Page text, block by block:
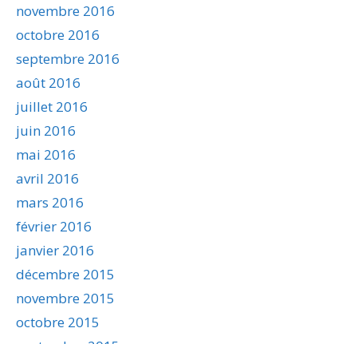
novembre 2016
octobre 2016
septembre 2016
août 2016
juillet 2016
juin 2016
mai 2016
avril 2016
mars 2016
février 2016
janvier 2016
décembre 2015
novembre 2015
octobre 2015